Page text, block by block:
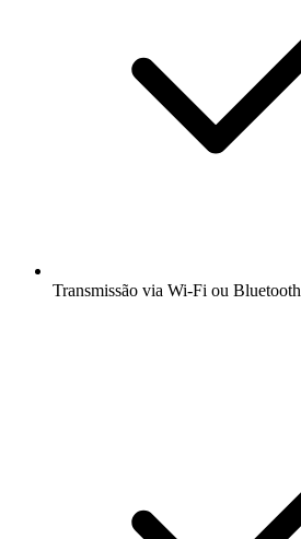
Transmissão via Wi-Fi ou Bluetooth